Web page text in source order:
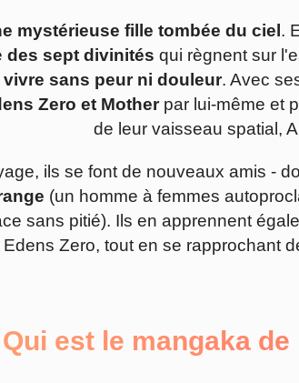
mystérieuse fille tombée du ciel .
des sept divinités qui règnent sur
vivre sans peur ni douleur. Avec
Zero et Motherpar lui-même et
de leur vaisseau spatial,
ils se font de nouveaux amis -
(un homme à femmes
sans pitié). Ils en apprennent
Edens Zero, tout en se rapprochant
Qui est le mangaka de